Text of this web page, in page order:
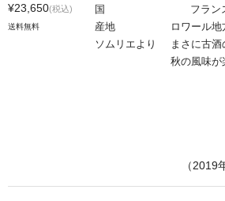
¥23,650(税込)
送料無料
国
フラン
産地
ロワール
ソムリエより
まさに古酒
秋の風味が
（2019